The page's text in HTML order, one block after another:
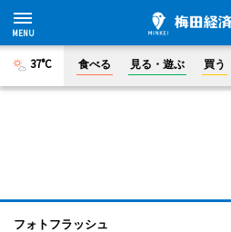
37°C 食べる 見る・遊ぶ 買う
フォトフラッシュ